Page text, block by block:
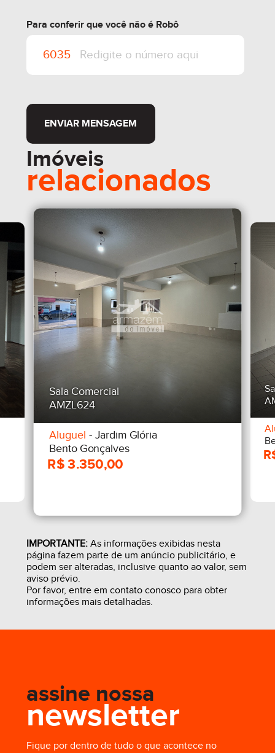
Para conferir que você não é Robô
ENVIAR MENSAGEM
Imóveis
relacionados
Sala Comercial
AMZL624
Aluguel - Jardim Glória
Bento Gonçalves
R$ 3.350,00
IMPORTANTE:As informações exibidas nesta
página fazem parte de um anúncio publicitário, e
podem ser alteradas, inclusive quanto ao valor, sem
aviso prévio.
Por favor, entre em contato conosco para obter
informações mais detalhadas.
assine nossa
newsletter
Fique por dentro de tudo o que acontece no